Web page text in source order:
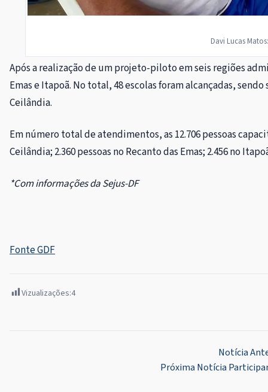
Davi Lucas
Após a realização de um projeto-piloto em seis regiões
Emas e Itapoã. No total, 48 escolas foram alcançadas,
Ceilândia.
Em número total de atendimentos, as 12.706 pessoas
Ceilândia; 2.360 pessoas no Recanto das Emas; 2.456 no
*Com informações da Sejus-DF
Fonte GDF
Vizualizações:4
Notícia
Próxima Notícia